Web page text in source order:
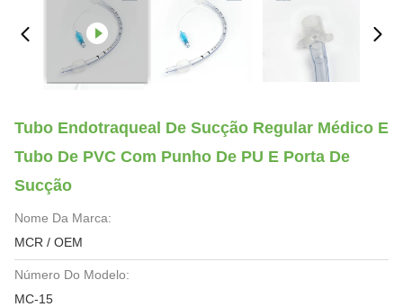
Tubo Endotraqueal De Sucção Regular Médico E
Tubo De PVC Com Punho De PU E Porta De
Sucção
Nome Da Marca:
MCR / OEM
Número Do Modelo:
MC-15